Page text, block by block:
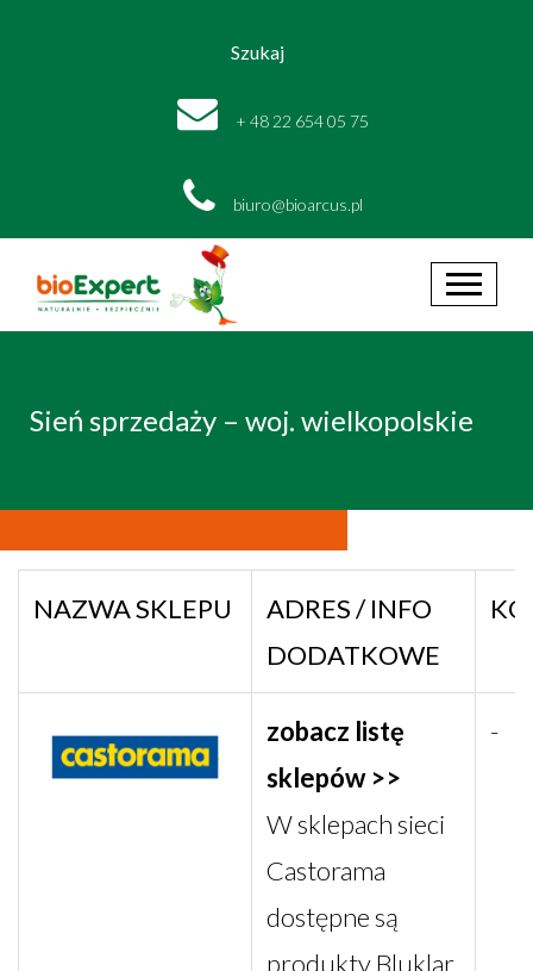
Szukaj
+ 48 22 654 05 75
biuro@bioarcus.pl
Sień sprzedaży – woj. wielkopolskie
NAZWA SKLEPU
ADRES / INFO
DODATKOWE
zobacz listę
sklepów >>
W sklepach sieci
Castorama
dostępne są
produkty Bluklar
-